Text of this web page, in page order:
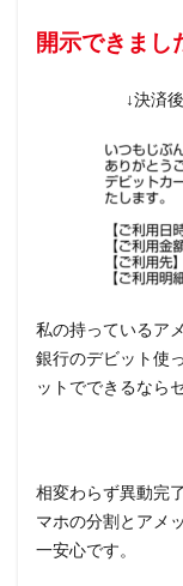
開示できまし
↓決済
私の持っているア
銀行のデビット使
ットでできるなら
相変わらず異動完
マホの分割とアメ
一安心です。